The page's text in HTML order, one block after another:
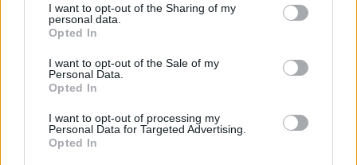
not limited to your visit or usage behaviour. You may click to
grant or deny consent to Google and its third-party tags to
use your data for below specified purposes in below Google
consent section.
I want to opt-out of the Sharing of my
personal data.
Opted In
I want to opt-out of the Sale of my
Personal Data.
Opted In
I want to opt-out of processing my
Personal Data for Targeted Advertising.
Opted In
Continua a leggere
ALTRI ANIMALI